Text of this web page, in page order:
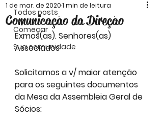
Todos posts
Começar
Sua comunidade
Comunicação da Direção
1 de mar. de 20201 min de leitura
Exmos(as). Senhores(as)
Associados
Solicitamos a v/ maior atenção
para os seguintes documentos
da Mesa da Assembleia Geral de
Sócios: